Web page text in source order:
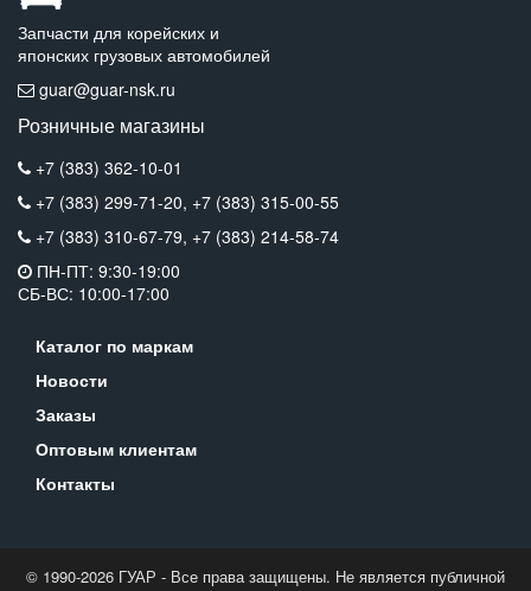
Запчасти для корейских и
японских грузовых автомобилей
guar@guar-nsk.ru
Розничные магазины
+7 (383) 362-10-01
+7 (383) 299-71-20, +7 (383) 315-00-55
+7 (383) 310-67-79, +7 (383) 214-58-74
ПН-ПТ: 9:30-19:00
СБ-ВС: 10:00-17:00
Каталог по маркам
Новости
Заказы
Оптовым клиентам
Контакты
© 1990-2026 ГУАР - Все права защищены. Не является публичной